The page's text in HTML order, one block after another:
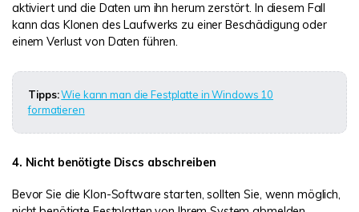
aktiviert und die Daten um ihn herum zerstört. In diesem Fall
kann das Klonen des Laufwerks zu einer Beschädigung oder
einem Verlust von Daten führen.
Tipps:Wie kann man die Festplatte in Windows 10
formatieren
4. Nicht benötigte Discs abschreiben
Bevor Sie die Klon-Software starten, sollten Sie, wenn möglich,